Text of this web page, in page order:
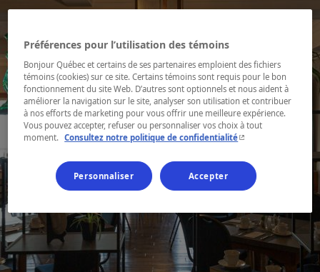
Préférences pour l’utilisation des témoins
Bonjour Québec et certains de ses partenaires emploient des fichiers
témoins (cookies) sur ce site. Certains témoins sont requis pour le bon
fonctionnement du site Web. D’autres sont optionnels et nous aident à
améliorer la navigation sur le site, analyser son utilisation et contribuer
à nos efforts de marketing pour vous offrir une meilleure expérience.
Vous pouvez accepter, refuser ou personnaliser vos choix à tout
moment. Consultez notre politique de confidentialité- Cet hyperlien
Personnaliser Accepter